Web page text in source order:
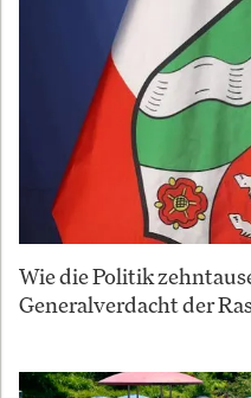
Wie die Politik
Generalverdacht der